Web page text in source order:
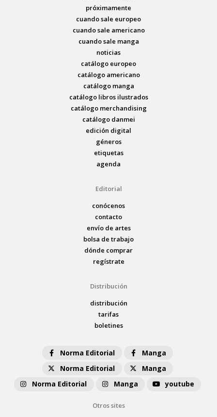
próximamente
cuando sale europeo
cuando sale americano
cuando sale manga
noticias
catálogo europeo
catálogo americano
catálogo manga
catálogo libros ilustrados
catálogo merchandising
catálogo danmei
edición digital
géneros
etiquetas
agenda
Editorial
conócenos
contacto
envío de artes
bolsa de trabajo
dónde comprar
regístrate
Distribución
distribución
tarifas
boletines
Norma Editorial
Manga
Norma Editorial
Manga
Norma Editorial
Manga youtube
Otros sites